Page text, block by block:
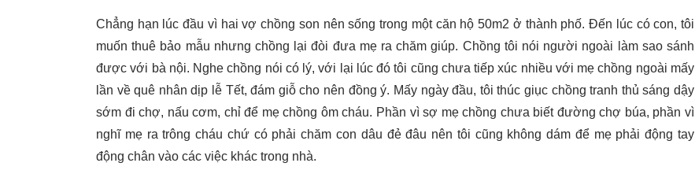
Chẳng hạn lúc đầu vì hai vợ chồng son nên sống trong một căn hộ 50m2 ở thành phố. Đến lúc có con, tôi
muốn thuê bảo mẫu nhưng chồng lại đòi đưa mẹ ra chăm giúp. Chồng tôi nói người ngoài làm sao sánh
được với bà nội. Nghe chồng nói có lý, với lại lúc đó tôi cũng chưa tiếp xúc nhiều với mẹ chồng ngoài mấy
lần về quê nhân dịp lễ Tết, đám giỗ cho nên đồng ý. Mấy ngày đầu, tôi thúc giục chồng tranh thủ sáng dậy
sớm đi chợ, nấu cơm, chỉ để mẹ chồng ôm cháu. Phần vì sợ mẹ chồng chưa biết đường chợ búa, phần vì
nghĩ mẹ ra trông cháu chứ có phải chăm con dâu đẻ đâu nên tôi cũng không dám để mẹ phải động tay
động chân vào các việc khác trong nhà.